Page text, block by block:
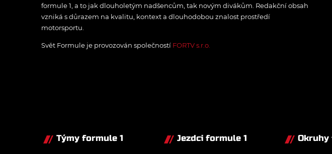
formule 1, a to jak dlouholetým nadšencům, tak novým divákům. Redakční obsah
vzniká s důrazem na kvalitu, kontext a dlouhodobou znalost prostředí
motorsportu.
Svět Formule je provozován společností FORTV s.r.o.
Týmy formule 1 Jezdci formule 1 Okruhy